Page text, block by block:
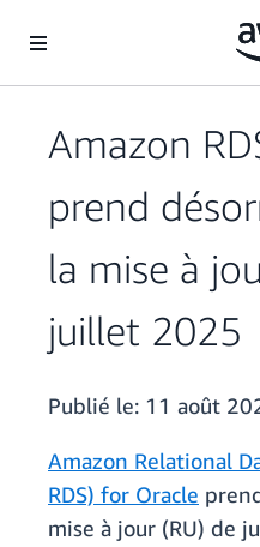
Amazon
prend
la mise à
juillet 2025
Publié le: 11 août
Amazon Relational
RDS) for Oracle
mise à jour (RU) de